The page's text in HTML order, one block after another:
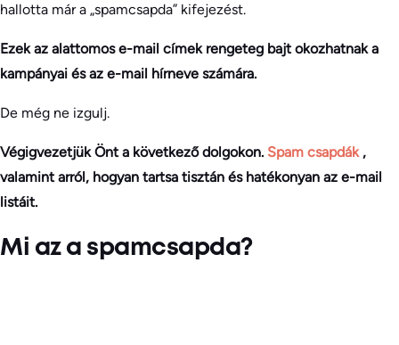
hallotta már a „spamcsapda” kifejezést.
Ezek az alattomos e-mail címek rengeteg bajt okozhatnak a
kampányai és az e-mail hírneve számára.
De még ne izgulj.
Végigvezetjük Önt a következő dolgokon. Spam csapdák ,
valamint arról, hogyan tartsa tisztán és hatékonyan az e-mail
listáit.
Mi az a spamcsapda?